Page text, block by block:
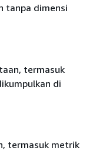
tanpa dimensi
termasuk
di
termasuk metrik